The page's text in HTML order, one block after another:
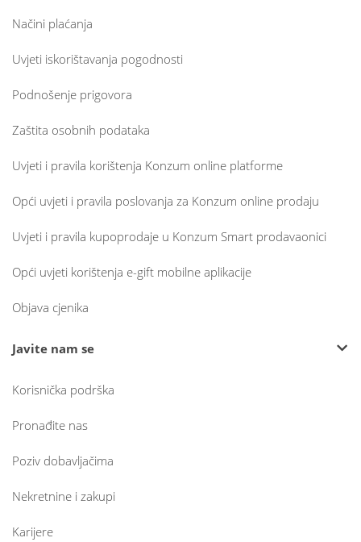
Načini plaćanja
Uvjeti iskorištavanja pogodnosti
Podnošenje prigovora
Zaštita osobnih podataka
Uvjeti i pravila korištenja Konzum online platforme
Opći uvjeti i pravila poslovanja za Konzum online prodaju
Uvjeti i pravila kupoprodaje u Konzum Smart prodavaonici
Opći uvjeti korištenja e-gift mobilne aplikacije
Objava cjenika
Javite nam se
Korisnička podrška
Pronađite nas
Poziv dobavljačima
Nekretnine i zakupi
Karijere